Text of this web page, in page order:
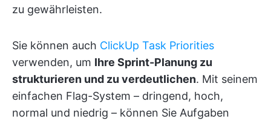
zu gewährleisten.
Sie können auch ClickUp Task Priorities
verwenden, um Ihre Sprint-Planung zu
strukturieren und zu verdeutlichen. Mit seinem
einfachen Flag-System – dringend, hoch,
normal und niedrig – können Sie Aufgaben